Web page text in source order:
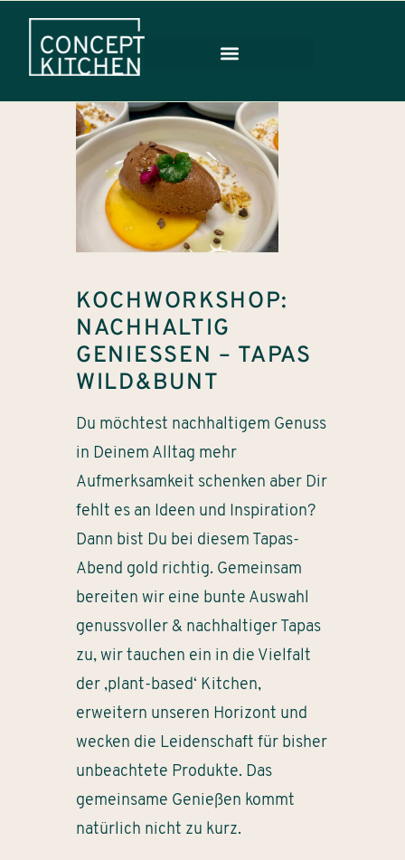
KOCHWORKSHOP:
NACHHALTIG
GENIESSEN – TAPAS W
ILD&BUNT
Du möchtest nachhaltigem Genuss
in Deinem Alltag mehr
Aufmerksamkeit schenken aber Dir
fehlt es an Ideen und Inspiration?
Dann bist Du bei diesem Tapas-
Abend gold richtig. Gemeinsam
bereiten wir eine bunte Auswahl
genussvoller & nachhaltiger Tapas
zu, wir tauchen ein in die Vielfalt
der ‚plant-based‘ Kitchen,
erweitern unseren Horizont und
wecken die Leidenschaft für bisher
unbeachtete Produkte. Das
gemeinsame Genießen kommt
natürlich nicht zu kurz.